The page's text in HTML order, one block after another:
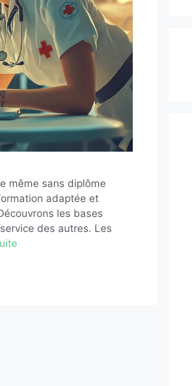
même sans diplôme
adaptée et
les bases
des autres. Les